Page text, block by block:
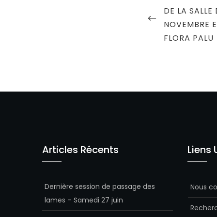
l’article
POST
DE LA SALLE
NOVEMBRE
FLORA PALU
Articles Récents
Dernière session de passage des
lames – Samedi 27 juin
Liens
Nous